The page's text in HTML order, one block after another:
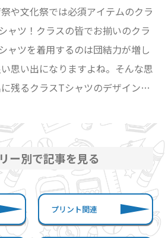
スTシャツを作成する際に是非参
さってください！
や文化祭では必須アイテムのクラ
ャツ！クラスの皆でお揃いのクラ
ャツを着用するのは団結力が増し
思い出になりますよね。そんな思
残るクラスTシャツのデザインで
らっしゃるのではないでしょうか？
で今回は、クラスTシャツで人気の
すすめのデザインをご紹介しま
ー別で記事を見る
プリント関連